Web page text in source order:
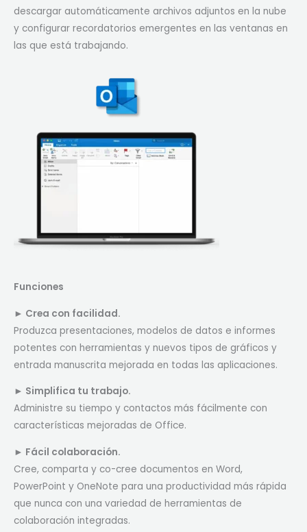
descargar automáticamente archivos adjuntos en la nube
y configurar recordatorios emergentes en las ventanas en
las que está trabajando.
Funciones
► Crea con facilidad.
Produzca presentaciones, modelos de datos e informes
potentes con herramientas y nuevos tipos de gráficos y
entrada manuscrita mejorada en todas las aplicaciones.
► Simplifica tu trabajo.
Administre su tiempo y contactos más fácilmente con
características mejoradas de Office.
► Fácil colaboración.
Cree, comparta y co-cree documentos en Word,
PowerPoint y OneNote para una productividad más rápida
que nunca con una variedad de herramientas de
colaboración integradas.